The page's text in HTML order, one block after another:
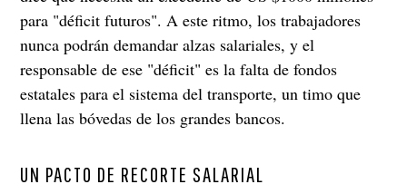
para "déficit futuros". A este ritmo, los trabajadores
nunca podrán demandar alzas salariales, y el
responsable de ese "déficit" es la falta de fondos
estatales para el sistema del transporte, un timo que
llena las bóvedas de los grandes bancos.
UN PACTO DE RECORTE SALARIAL